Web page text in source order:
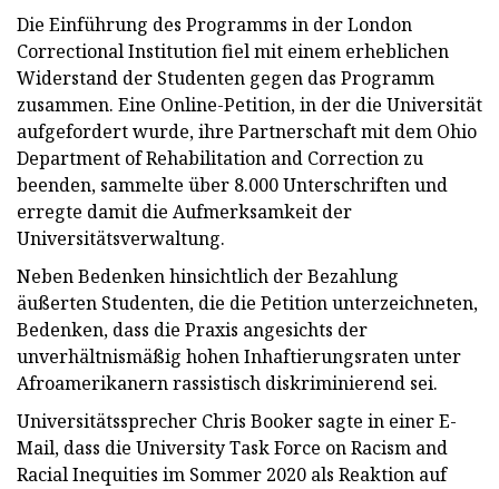
Die Einführung des Programms in der London
Correctional Institution fiel mit einem erheblichen
Widerstand der Studenten gegen das Programm
zusammen. Eine Online-Petition, in der die Universität
aufgefordert wurde, ihre Partnerschaft mit dem Ohio
Department of Rehabilitation and Correction zu
beenden, sammelte über 8.000 Unterschriften und
erregte damit die Aufmerksamkeit der
Universitätsverwaltung.
Neben Bedenken hinsichtlich der Bezahlung
äußerten Studenten, die die Petition unterzeichneten,
Bedenken, dass die Praxis angesichts der
unverhältnismäßig hohen Inhaftierungsraten unter
Afroamerikanern rassistisch diskriminierend sei.
Universitätssprecher Chris Booker sagte in einer E-
Mail, dass die University Task Force on Racism and
Racial Inequities im Sommer 2020 als Reaktion auf